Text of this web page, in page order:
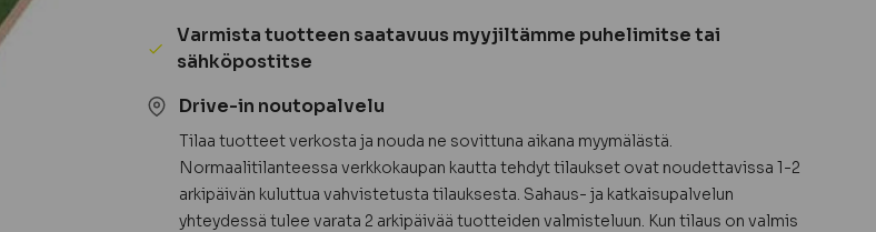
määräVarmista tuotteen saatavuus myyjiltämme puhelimitse tai
sähköpostitse
Drive-in noutopalvelu
Tilaa tuotteet verkosta ja nouda ne sovittuna aikana myymälästä.
Normaalitilanteessa verkkokaupan kautta tehdyt tilaukset ovat noudettavissa 1-2
arkipäivän kuluttua vahvistetusta tilauksesta. Sahaus- ja katkaisupalvelun
yhteydessä tulee varata 2 arkipäivää tuotteiden valmisteluun. Kun tilaus on valmis